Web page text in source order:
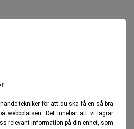
tekniker för att du ska få en så bra
webbplatsen. Det innebär att vi lagrar
relevant information på din enhet, som